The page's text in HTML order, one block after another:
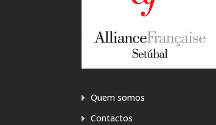
Quem somos
Contactos